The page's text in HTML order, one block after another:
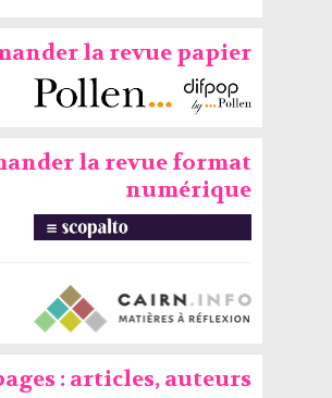
la revue papier
la revue format
numérique
: articles, auteurs